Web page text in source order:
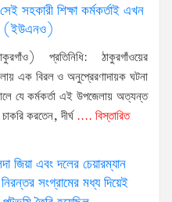
সহকারী শিক্ষা কর্মকর্তাই এখন
(ইউএনও)
প্রতিনিধি: ঠাকুরগাঁওয়ের
এক বিরল ও অনুপ্রেরণাদায়ক ঘটনা
যে কর্মকর্তা এই উপজেলায় অত্যন্ত
করতেন, দীর্ঘ.... বিস্তারিত
জিয়া এবং দলের চেয়ারম্যান
সংগ্রামের মধ্য দিয়েই